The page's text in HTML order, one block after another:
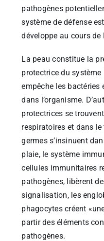
pathogènes
système de défense
développe au cours de
La peau constitue la
protectrice du
empêche les bactéries
dans l’organisme.
protectrices se
respiratoires et dans
germes s’insinuent
plaie, le système
cellules immunitaires
pathogènes, libèrent
signalisation, les
phagocytes créent
partir des éléments
pathogènes.